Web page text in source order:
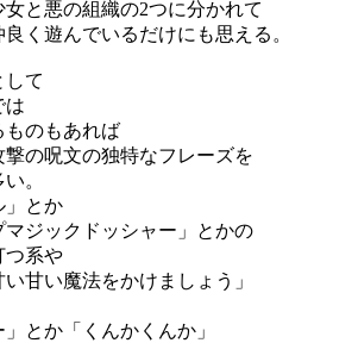
と悪の組織の2つに分かれて
く遊んでいるだけにも思える。
して
は
ものもあれば
の呪文の独特なフレーズを
。
」とか
マジックドッシャー」とかの
つ系や
い甘い魔法をかけましょう」
」とか「くんかくんか」